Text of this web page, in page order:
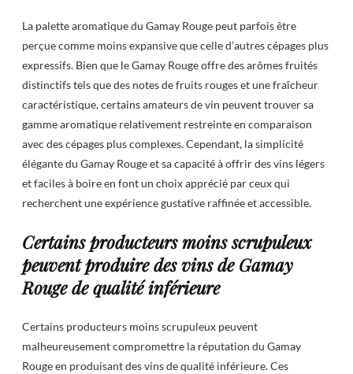
La palette aromatique du Gamay Rouge peut parfois être
perçue comme moins expansive que celle d’autres cépages plus
expressifs. Bien que le Gamay Rouge offre des arômes fruités
distinctifs tels que des notes de fruits rouges et une fraîcheur
caractéristique, certains amateurs de vin peuvent trouver sa
gamme aromatique relativement restreinte en comparaison
avec des cépages plus complexes. Cependant, la simplicité
élégante du Gamay Rouge et sa capacité à offrir des vins légers
et faciles à boire en font un choix apprécié par ceux qui
recherchent une expérience gustative raffinée et accessible.
Certains producteurs moins scrupuleux
peuvent produire des vins de Gamay
Rouge de qualité inférieure
Certains producteurs moins scrupuleux peuvent
malheureusement compromettre la réputation du Gamay
Rouge en produisant des vins de qualité inférieure. Ces